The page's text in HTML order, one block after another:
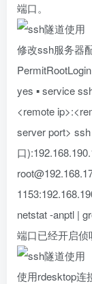
端口。
修改ssh服务器
yes ▪ service
<remote
server port>
口
netstat -anptl |
端口已经开启侦
使用rdesktop连